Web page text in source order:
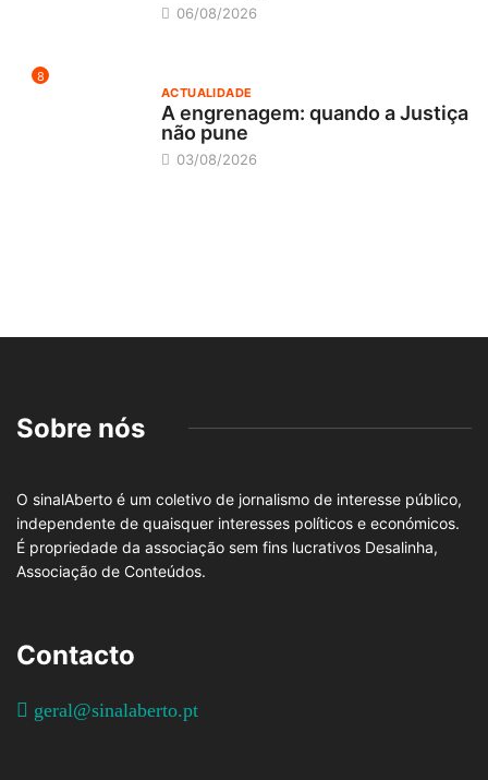
06/08/2026
8
ACTUALIDADE
A engrenagem: quando a Justiça
não pune
03/08/2026
Sobre nós
O sinalAberto é um coletivo de jornalismo de interesse público,
independente de quaisquer interesses políticos e económicos.
É propriedade da associação sem fins lucrativos Desalinha,
Associação de Conteúdos.
Contacto
geral@sinalaberto.pt